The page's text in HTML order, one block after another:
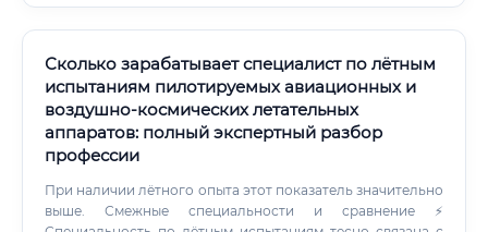
Сколько зарабатывает специалист по лётным
испытаниям пилотируемых авиационных и
воздушно-космических летательных
аппаратов: полный экспертный разбор
профессии
При наличии лётного опыта этот показатель значительно
выше. Смежные специальности и сравнение ⚡